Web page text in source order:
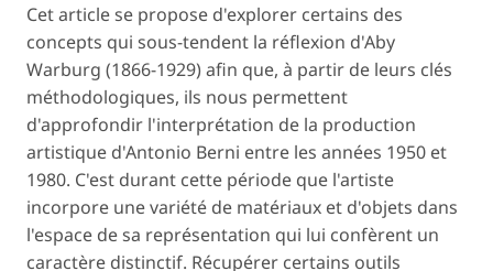
Cet article se propose d'explorer certains des
concepts qui sous-tendent la réflexion d'Aby
Warburg (1866-1929) afin que, à partir de leurs clés
méthodologiques, ils nous permettent
d'approfondir l'interprétation de la production
artistique d'Antonio Berni entre les années 1950 et
1980. C'est durant cette période que l'artiste
incorpore une variété de matériaux et d'objets dans
l'espace de sa représentation qui lui confèrent un
caractère distinctif. Récupérer certains outils